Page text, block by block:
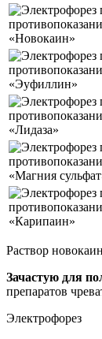
«Новокаин»
«Эуфиллин»
«Лидаза»
«Магния
«Карипаин»
Раствор
Зачастую для
препаратов
Электрофорез